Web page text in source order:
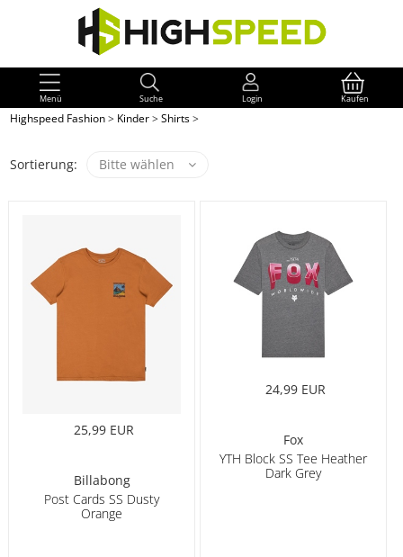
Menü Suche Login Kaufen
Highspeed Fashion> Kinder>Shirts>
Sortierung: Bitte wählen
25,99 EUR
Billabong
Post Cards SS Dusty
Orange
24,99 EUR
Fox
YTH Block SS Tee Heather
Dark Grey